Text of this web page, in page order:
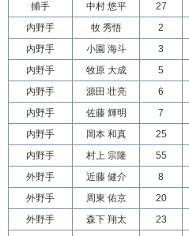
捕手
中村 悠平 27
内野手
牧 秀悟 2
内野手
小園 海斗 3
内野手
牧原 大成 5
内野手
源田 壮亮 6
内野手
佐藤 輝明 7
内野手
岡本 和真 25
内野手
村上 宗隆 55
外野手
近藤 健介 8
外野手
周東 佑京 20
外野手
森下 翔太 23